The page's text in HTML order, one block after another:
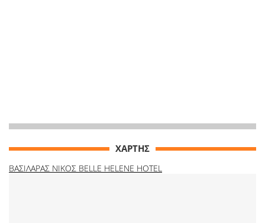
ΧΑΡΤΗΣ
ΒΑΣΙΛΑΡΑΣ ΝΙΚΟΣ BELLE HELENE HOTEL